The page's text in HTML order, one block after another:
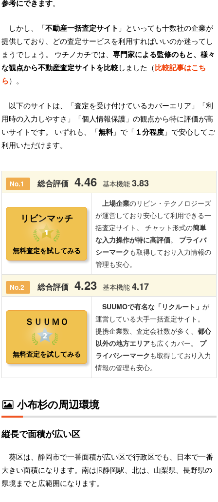
参考にできます。
しかし、「不動産一括査定サイト 」といっても十数社の企業が
提供しており、どの査定サービスを利用すればいいのか迷ってし
まうでしょう。 ウチノカチでは、 専門家による監修のもと、様々
な観点から不動産査定サイトを比較しました（比較記事はこち
ら）。
以下のサイトは、「査定を受け付けているカバーエリア」「利
用時の入力しやすさ」「個人情報保護」の観点から特に評価が高
いサイトです。 いずれも、「無料」で「 １分程度 」で安心してご
利用いただけます。
小布杉の周辺環境
縦長で面積が広い区
葵区は、静岡市で一番面積が広い区で行政区でも、日本で一番
大きい面積になります。南はJR静岡駅、北は、山梨県、長野県の
県境までと広範囲になります。